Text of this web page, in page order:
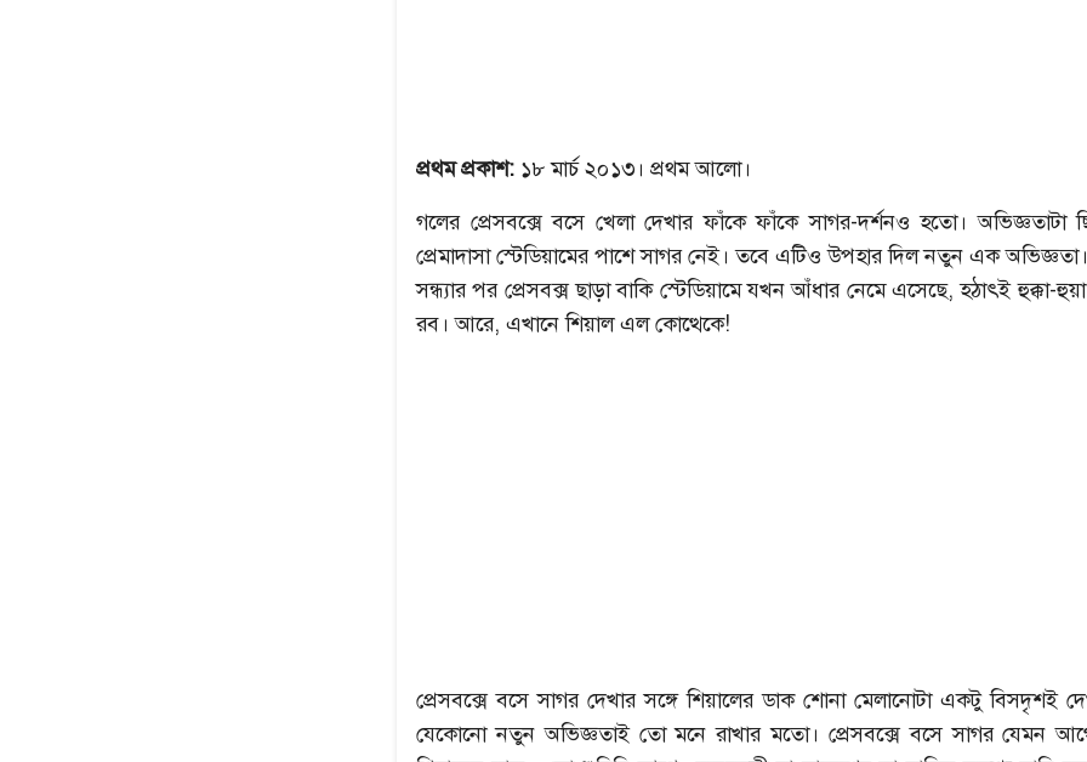
প্রথম প্রকাশ: ১৮ মার্চ ২০১৩। প্রথম আলো।
গলের প্রেসবক্সে বসে খেলা দেখার ফাঁকে ফাঁকে সাগর-দর্শনও হতো। অভিজ্ঞতাটা
প্রেমাদাসা স্টেডিয়ামের পাশে সাগর নেই। তবে এটিও উপহার দিল নতুন এক
সন্ধ্যার পর প্রেসবক্স ছাড়া বাকি স্টেডিয়ামে যখন আঁধার নেমে এসেছে, হঠাৎই হুক্কা-
রব। আরে, এখানে শিয়াল এল কোত্থেকে!
প্রেসবক্সে বসে সাগর দেখার সঙ্গে শিয়ালের ডাক শোনা মেলানোটা একটু বিসদৃশই
যেকোনো নতুন অভিজ্ঞতাই তো মনে রাখার মতো। প্রেসবক্সে বসে সাগর যেমন